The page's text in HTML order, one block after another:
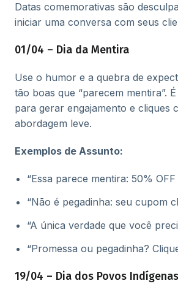
Datas comemorativas são
iniciar uma conversa com seus
01/04 – Dia da Mentira
Use o humor e a quebra de
tão boas que “parecem mentira”.
para gerar engajamento e cliques
abordagem leve.
Exemplos de Assunto:
“Essa parece mentira: 50% OFF
“Não é pegadinha: seu cupom
“A única verdade que você
“Promessa ou pegadinha?
19/04 – Dia dos Povos Indígenas